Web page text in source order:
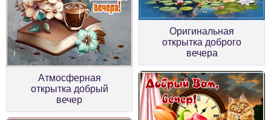
Атмосферная
открытка добрый
вечер
Оригинальная
открытка доброго
вечера